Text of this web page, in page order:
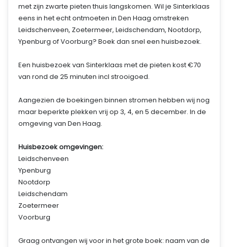
met zijn zwarte pieten thuis langskomen. Wil je Sinterklaas
eens in het echt ontmoeten in Den Haag omstreken
Leidschenveen, Zoetermeer, Leidschendam, Nootdorp,
Ypenburg of Voorburg? Boek dan snel een huisbezoek.
Een huisbezoek van Sinterklaas met de pieten kost €70
van rond de 25 minuten incl strooigoed.
Aangezien de boekingen binnen stromen hebben wij nog
maar beperkte plekken vrij op 3, 4, en 5 december. In de
omgeving van Den Haag.
Huisbezoek omgevingen:
Leidschenveen
Ypenburg
Nootdorp
Leidschendam
Zoetermeer
Voorburg
Graag ontvangen wij voor in het grote boek: naam van de